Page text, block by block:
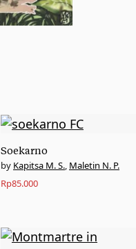
Soekarno
Kapitsa M. S., Maletin N. P.
Rp85.000